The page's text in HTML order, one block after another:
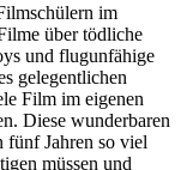
im
über tödliche
und flugunfähige
gelegentlichen
Film im eigenen
Diese wunderbaren
fünf Jahren so viel
müssen und